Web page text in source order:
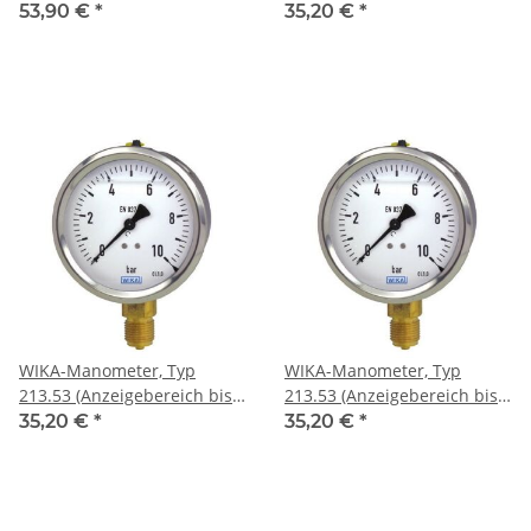
(Anzeigebereich bis 400 bar)
53,90 € *
100 bar)
35,20 € *
WIKA-Manometer, Typ
213.53 (Anzeigebereich bis
160 bar)
35,20 € *
WIKA-Manometer, Typ
213.53 (Anzeigebereich bis
250 bar)
35,20 € *